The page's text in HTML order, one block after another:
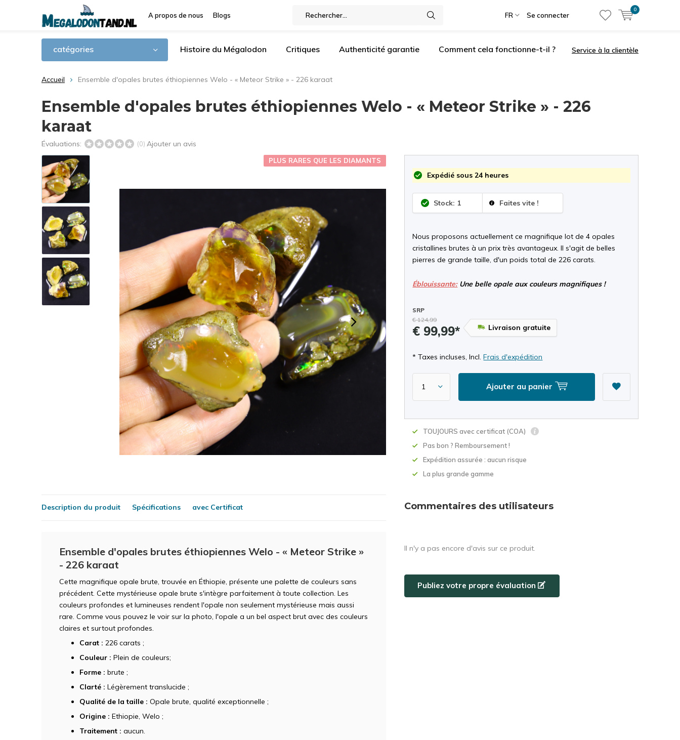
A propos de nous Blogs FR Se connecter
0
catégories Histoire du Mégalodon Critiques Authenticité garantie Comment cela fonctionne-t-il ? Service à la clientèle
Accueil Ensemble d'opales brutes éthiopiennes Welo - « Meteor Strike » - 226 karaat
Ensemble d'opales brutes éthiopiennes Welo - « Meteor Strike » - 226
karaat
Évaluations: (0) Ajouter un avis
PLUS RARES QUE LES DIAMANTS
Expédié sous 24 heures
Stock: 1 Faites vite !
Nous proposons actuellement ce magnifique lot de 4 opales
cristallines brutes à un prix très avantageux. Il s'agit de belles
pierres de grande taille, d'un poids total de 226 carats.
Éblouissante:Une belle opale aux couleurs magnifiques !
SRP
€ 124,99
€ 99,99* Livraison gratuite
* Taxes incluses, Incl.Frais d'expédition
Ajouter au panier
TOUJOURS avec certificat (COA)
Pas bon ? Remboursement !
Expédition assurée : aucun risque
La plus grande gamme
Description du produit Spécifications avec Certificat
Ensemble d'opales brutes éthiopiennes Welo - « Meteor Strike »
- 226 karaat
Cette magnifique opale brute, trouvée en Éthiopie, présente une palette de couleurs sans
précédent. Cette mystérieuse opale brute s'intègre parfaitement à toute collection. Les
couleurs profondes et lumineuses rendent l'opale non seulement mystérieuse mais aussi
rare. Comme vous pouvez le voir sur la photo, l'opale a un bel aspect brut avec des couleurs
claires et surtout profondes.
Carat : 226 carats ;
Couleur : Plein de couleurs;
Forme : brute ;
Clarté : Légèrement translucide ;
Qualité de la taille : Opale brute, qualité exceptionnelle ;
Origine : Ethiopie, Welo ;
Traitement : aucun.
Commentaires des utilisateurs
Il n'y a pas encore d'avis sur ce produit.
Publiez votre propre évaluation